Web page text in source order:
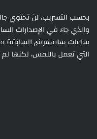
والذي جاء في الإصدارات
ساعات سامسونج السابقة
التي تعمل باللمس، لكنها